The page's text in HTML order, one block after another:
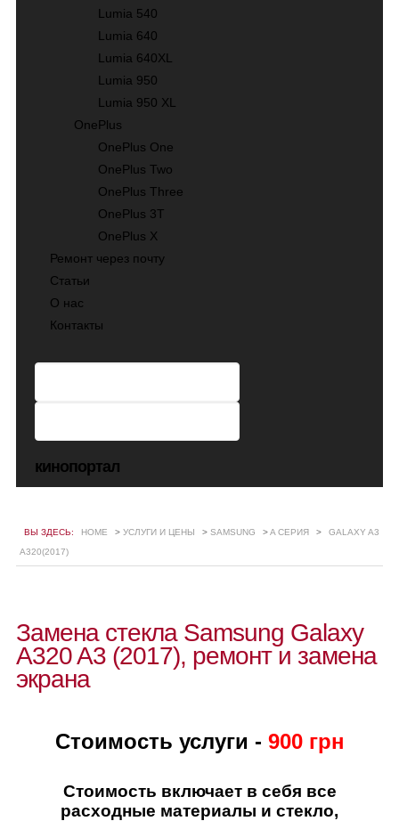
Lumia 540
Lumia 640
Lumia 640XL
Lumia 950
Lumia 950 XL
OnePlus
OnePlus One
OnePlus Two
OnePlus Three
OnePlus 3T
OnePlus X
Ремонт через почту
Статьи
О нас
Контакты
кинопортал
ВЫ ЗДЕСЬ: HOME > УСЛУГИ И ЦЕНЫ > SAMSUNG >A СЕРИЯ >
GALAXY A3
A320(2017)
Замена стекла Samsung Galaxy
A320 A3 (2017), ремонт и замена
экрана
Стоимость услуги - 900 грн
Стоимость включает в себя все
расходные материалы и стекло,